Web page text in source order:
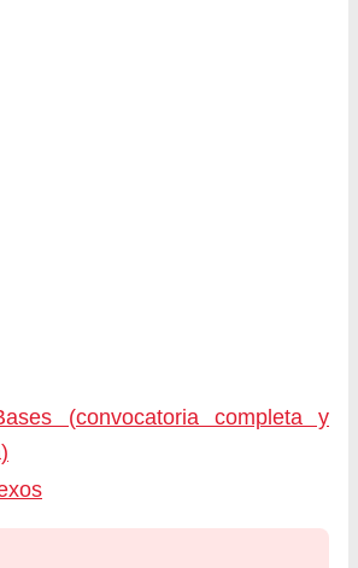
(convocatoria completa y